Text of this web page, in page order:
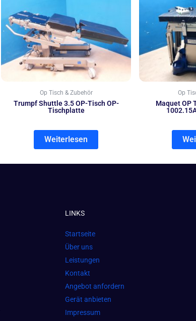
Op Tisch & Zubehör
Trumpf Shuttle 3.5 OP-Tisch OP-
Tischplatte
Weiterlesen
Op
Maquet OP
LINKS
Startseite
Über uns
Leistungen
Kontakt
Angebot anfordern
Gerät anbieten
Impressum